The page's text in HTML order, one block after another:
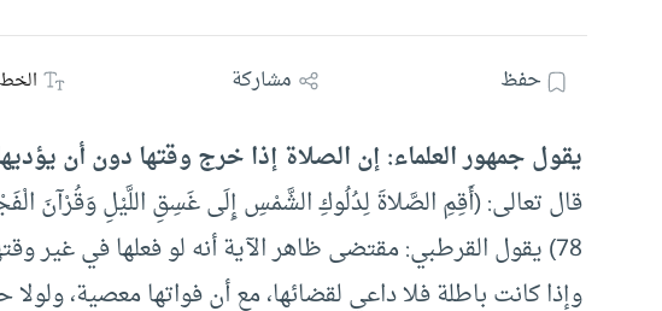
حفظ مشاركة الخط
يقول جمهور العلماء: إن الصلاة إذا خرج وقتها دون أن
قال تعالى: (أَقِمِ الصَّلاةَ لِدُلُوكِ الشَّمْسِ إِلَى غَسِقِ اللَّيْلِ وَقُرْآنَ
78) يقول القرطبي: مقتضى ظاهر الآية أنه لو فعلها في غير وقتها تكون باطلة ولا ثواب عليها.
وإذا كانت باطلة فلا داعي لقضائها، مع أن فواتها معصية،